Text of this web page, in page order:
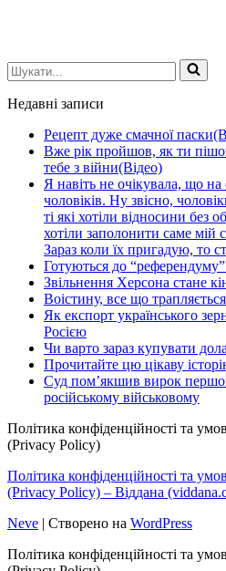
Шукати...
Недавні записи
Рецепт дуже смачної
Вже рік пройшов, як ти
тебе з війни(Відео)
Я навіть не очікувала, що на
чоловіків. Ну звісно,
ті які хотіли відносини без
хотіли заполонити саме мій
Зараз коли їх пригадую, то
Готуються до
Звільнення Херсона стане
Воістину, все що
Як експорт українського
Росією
Чи варто зараз купувати
Прочитайте цю цікаву
Суд пом’якшив вирок
російському військовому
Політика конфіденційності та
(Privacy Policy)
Політика конфіденційності та
(Privacy Policy) – Віддана
Neve | Створено на WordPress
Політика конфіденційності та